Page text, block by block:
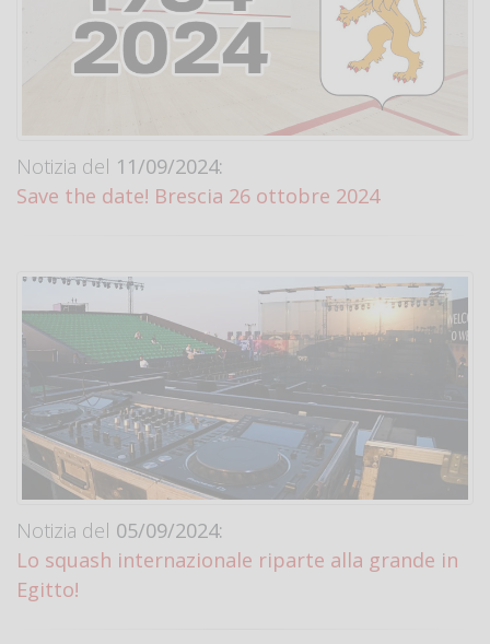
Notizia del 11/09/2024:
Save the date! Brescia 26 ottobre 2024
Notizia del 05/09/2024:
Lo squash internazionale riparte alla grande in
Egitto!